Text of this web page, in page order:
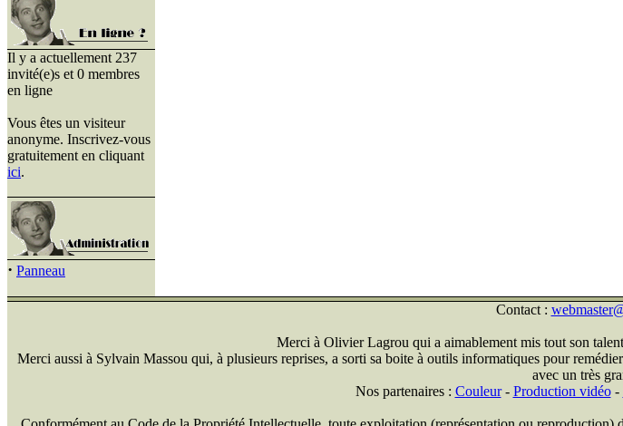
Il y a actuellement 237
invité(e)s et 0 membres
en ligne
Vous êtes un visiteur
anonyme. Inscrivez-vous
gratuitement en cliquant
ici.
· Panneau
Contact :
Merci à Olivier Lagrou qui a aimablement mis tout son
Merci aussi à Sylvain Massou qui, à plusieurs reprises, a sorti sa boite à outils informatiques pour
avec un très
Nos partenaires : Couleur- Production vidéo-